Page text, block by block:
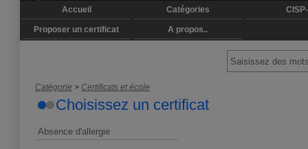
Accueil Catégories
Proposer un certificat A propos..
Catégorie > Certificats et école
Choisissez un certificat
Absence d'allergie